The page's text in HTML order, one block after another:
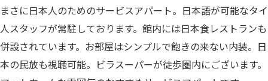
まさに日本人のためのサービスアパート。日本語が可能なタイ
人スタッフが常駐しております。館内には日本食レストランも
併設されています。お部屋はシンプルで飽きの来ない内装。日
本の民放も視聴可能。ビラスーパーが徒歩圏内にございます。